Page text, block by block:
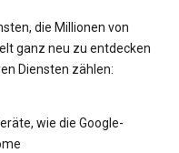
die Millionen von
ganz neu zu entdecken
Diensten zählen:
wie die Google-